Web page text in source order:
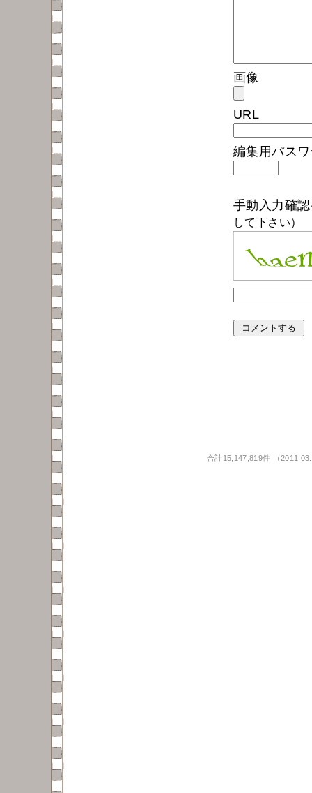
画像
URL
編集用パス
手動入力確
して下さい）
合計15,147,819件 （